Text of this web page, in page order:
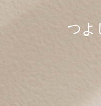
ホワイトニング
つよ